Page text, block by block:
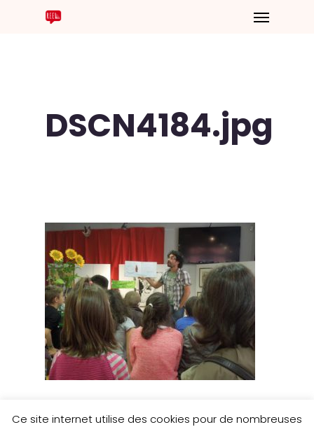
DSCN4184.jpg
Ce site internet utilise des cookies pour de nombreuses